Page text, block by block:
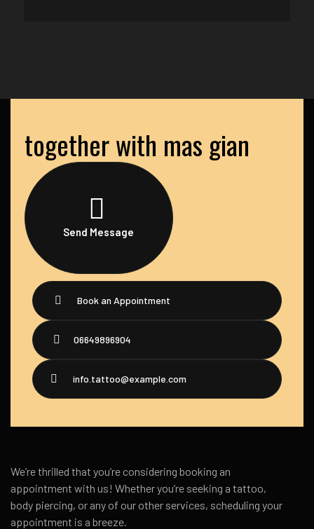
together with mas gian
Send Message
Book an Appointment
06649896904
info.tattoo@example.com
We’re thrilled that you’re considering booking an
appointment with us! Whether you’re seeking a tattoo,
body piercing, or any of our other services, scheduling your
appointment is a breeze.